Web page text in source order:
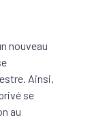
nouveau
Ainsi,
se
au